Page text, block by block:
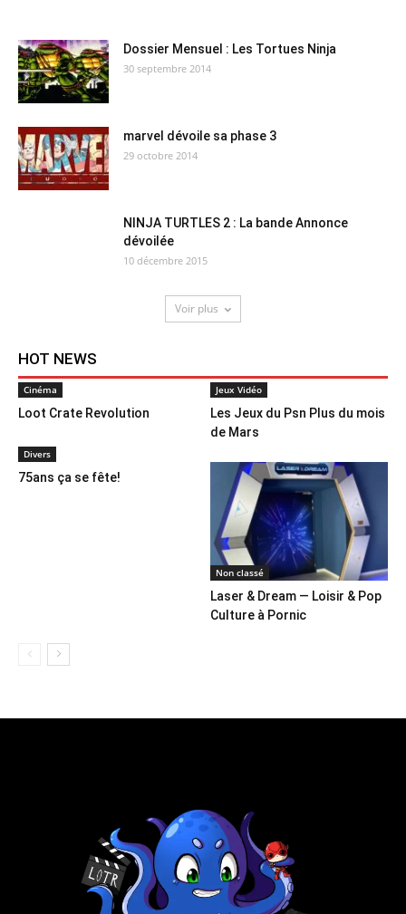
Dossier Mensuel : Les Tortues Ninja
30 septembre 2014
marvel dévoile sa phase 3
29 octobre 2014
NINJA TURTLES 2 : La bande Annonce
dévoilée
10 décembre 2015
Voir plus
HOT NEWS
Cinéma
Loot Crate Revolution
Jeux Vidéo
Les Jeux du Psn Plus du mois
de Mars
Divers
75ans ça se fête!
Non classé
Laser & Dream — Loisir & Pop
Culture à Pornic